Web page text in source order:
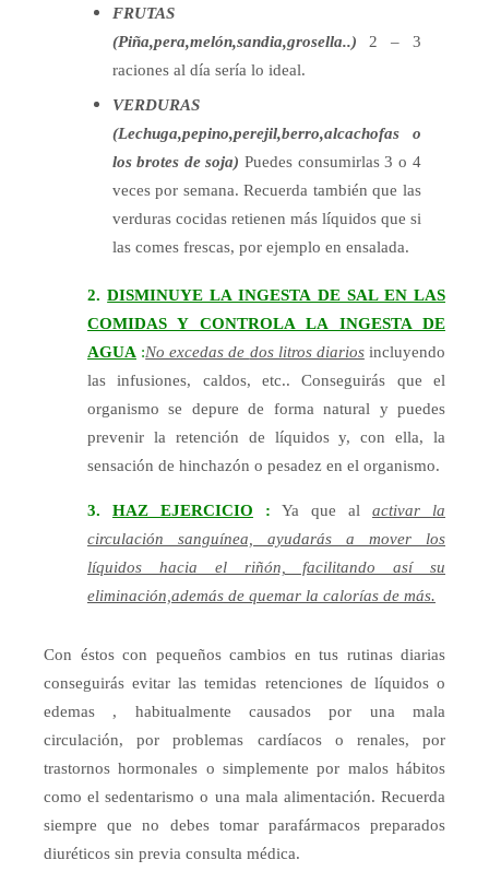
FRUTAS
(Piña,pera,melón,sandia,grosella..) 2 – 3
raciones al día sería lo ideal.
VERDURAS
(Lechuga,pepino,perejil,berro,alcachofas o
los brotes de soja) Puedes consumirlas 3 o 4
veces por semana. Recuerda también que las
verduras cocidas retienen más líquidos que si
las comes frescas, por ejemplo en ensalada.
2. DISMINUYE LA INGESTA DE SAL EN LAS
COMIDAS Y CONTROLA LA INGESTA DE
AGUA :No excedas de dos litros diariosincluyendo
las infusiones, caldos, etc.. Conseguirás que el
organismo se depure de forma natural y puedes
prevenir la retención de líquidos y, con ella, la
sensación de hinchazón o pesadez en el organismo.
3. HAZ EJERCICIO : Ya que al activar la
circulación sanguínea, ayudarás a mover los
líquidos hacia el riñón, facilitando así su
eliminación,además de quemar la calorías de más.
Con éstos con pequeños cambios en tus rutinas diarias
conseguirás evitar las temidas retenciones de líquidos o
edemas , habitualmente causados por una mala
circulación, por problemas cardíacos o renales, por
trastornos hormonales o simplemente por malos hábitos
como el sedentarismo o una mala alimentación. Recuerda
siempre que no debes tomar parafármacos preparados
diuréticos sin previa consulta médica.